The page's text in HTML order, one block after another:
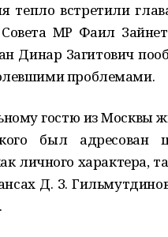
тепло встретили
МР Фаил
Динар Загитович
проблемами.
гостю из Москвы
был
личного характера,
Д. З.